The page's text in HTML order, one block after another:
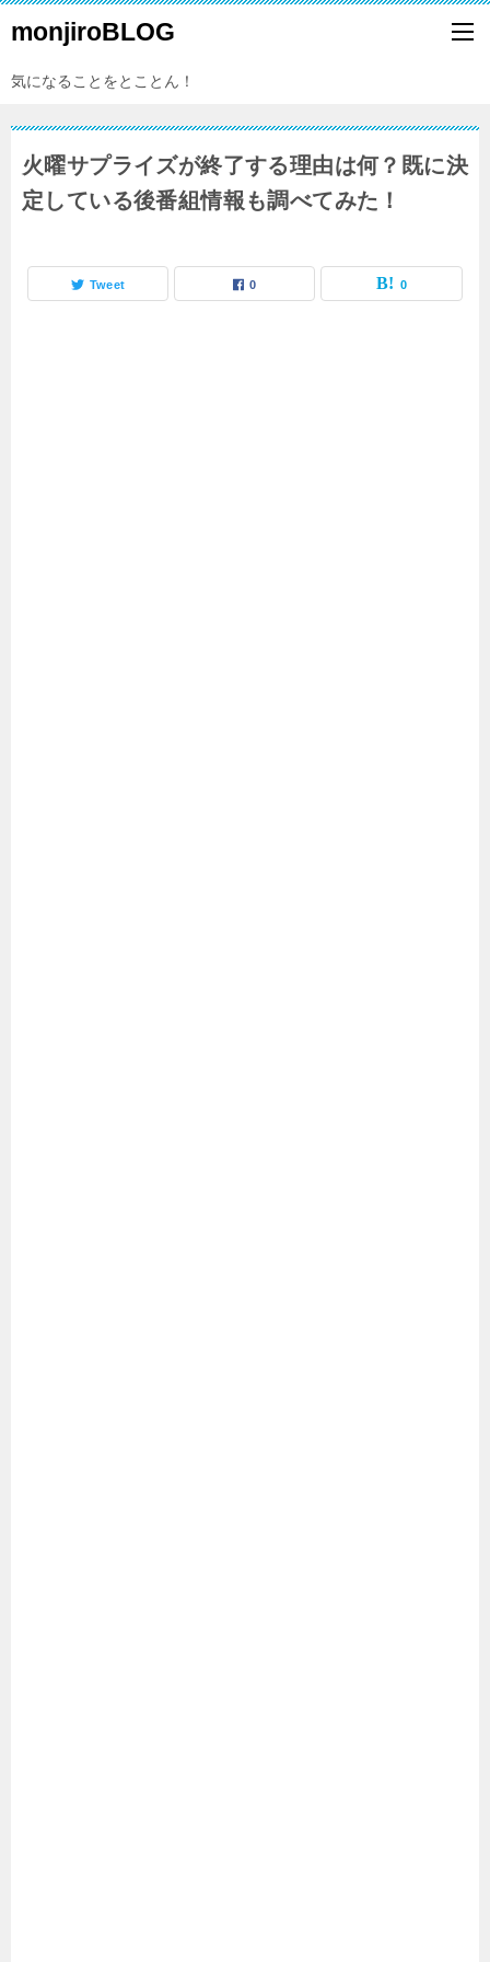
monjiroBLOG
気になることをとことん！
火曜サプライズが終了する理由は何？既に決
定している後番組情報も調べてみた！
Tweet 0 0